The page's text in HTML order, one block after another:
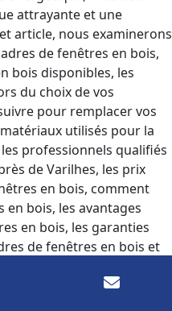
attrayante et une
article, nous examinerons
de fenêtres en bois,
bois disponibles, les
du choix de vos
pour remplacer vos
utilisés pour la
professionnels qualifiés
de Varilhes, les prix
en bois, comment
bois, les avantages
en bois, les garanties
de fenêtres en bois et